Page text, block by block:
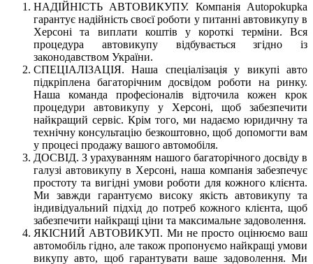
НАДІЙНІСТЬ АВТОВИКУПУ. Компанія Autopokupka
гарантує надійність своєї роботи у питанні автовикупу в
Херсоні та виплати коштів у короткі терміни. Вся
процедура автовикупу відбувається згідно із
законодавством України.
СПЕЦІАЛІЗАЦІЯ. Наша спеціалізація у викупі авто
підкріплена багаторічним досвідом роботи на ринку.
Наша команда професіоналів відточила кожен крок
процедури автовикупу у Херсоні, щоб забезпечити
найкращий сервіс. Крім того, ми надаємо юридичну та
технічну консультацію безкоштовно, щоб допомогти вам
у процесі продажу вашого автомобіля.
ДОСВІД. З урахуванням нашого багаторічного досвіду в
галузі автовикупу в Херсоні, наша компанія забезпечує
простоту та вигідні умови роботи для кожного клієнта.
Ми завжди гарантуємо високу якість автовикупу та
індивідуальний підхід до потреб кожного клієнта, щоб
забезпечити найкращі ціни та максимальне задоволення.
ЯКІСНИЙ АВТОВИКУП. Ми не просто оцінюємо ваш
автомобіль гідно, але також пропонуємо найкращі умови
викупу авто, щоб гарантувати ваше задоволення. Ми